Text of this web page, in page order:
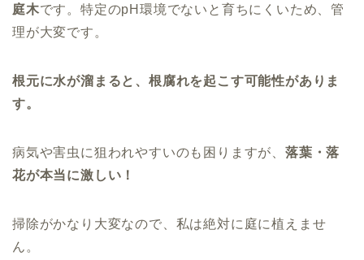
庭木です。特定のpH環境でないと育ちにくいため、管
理が大変です。
根元に水が溜まると、根腐れを起こす可能性がありま
す。
病気や害虫に狙われやすいのも困りますが、 落葉・落
花が本当に激しい！
掃除がかなり大変なので、私は絶対に庭に植えませ
ん。